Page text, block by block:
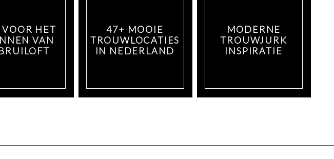
VOOR HET
VAN
47+ MOOIE
TROUWLOCATIES
IN NEDERLAND
MODERNE
TROUWJURK
INSPIRATIE